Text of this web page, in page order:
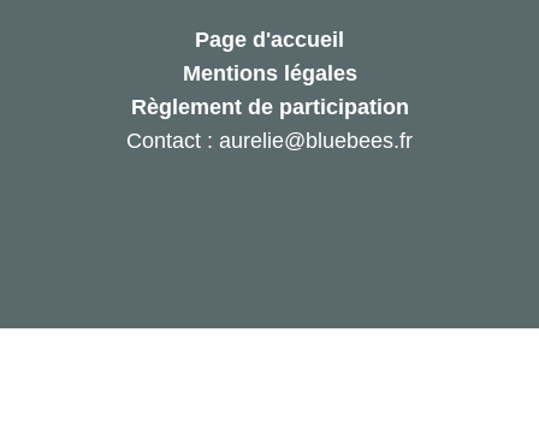
Page d'accueil
Mentions légales
Règlement de participation
Contact : aurelie@bluebees.fr